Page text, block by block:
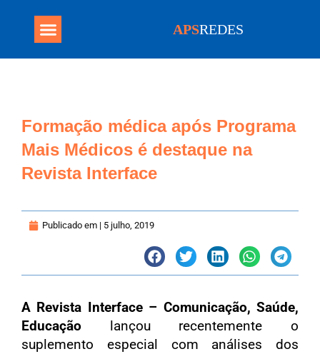
APSREDES
Formação médica após Programa
Mais Médicos é destaque na
Revista Interface
Publicado em | 5 julho, 2019
A Revista Interface – Comunicação, Saúde,
Educação lançou recentemente o
suplemento especial com análises dos